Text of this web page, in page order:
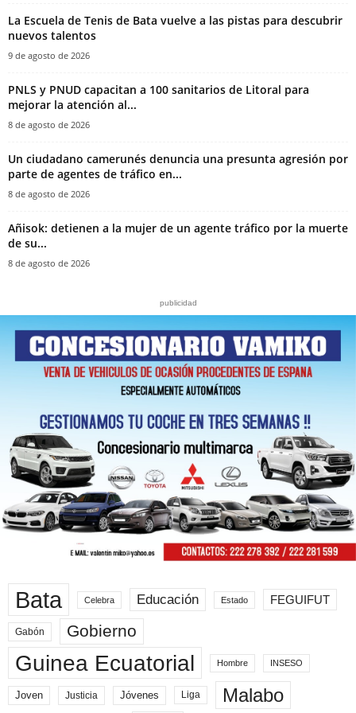
La Escuela de Tenis de Bata vuelve a las pistas para descubrir
nuevos talentos
9 de agosto de 2026
PNLS y PNUD capacitan a 100 sanitarios de Litoral para
mejorar la atención al...
8 de agosto de 2026
‎Un ciudadano camerunés denuncia una presunta agresión por
parte de agentes de tráfico en...
8 de agosto de 2026
Añisok: detienen a la mujer de un agente tráfico por la muerte
de su...
8 de agosto de 2026
publicidad
Bata Celebra Educación Estado FEGUIFUT
Gabón Gobierno
Guinea Ecuatorial Hombre INSESO
Joven Justicia Jóvenes Liga Malabo